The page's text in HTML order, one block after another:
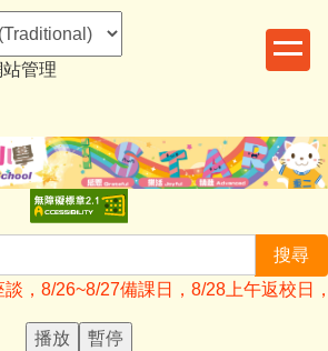
管理
搜尋
談，8/26~8/27備課日，8/28上午返校
播放 暫停